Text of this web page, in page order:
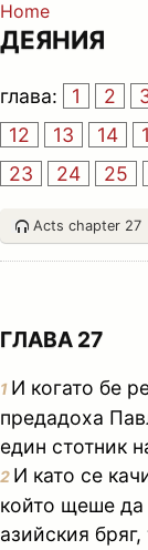
Home
ДЕЯНИЯ
глава: 1 2
12
13 14
23
24 25
Acts chapter 27
ГЛАВА 27
1 И когато бе
предадоха
един стотник
2 И като се
който щеше да
азийския